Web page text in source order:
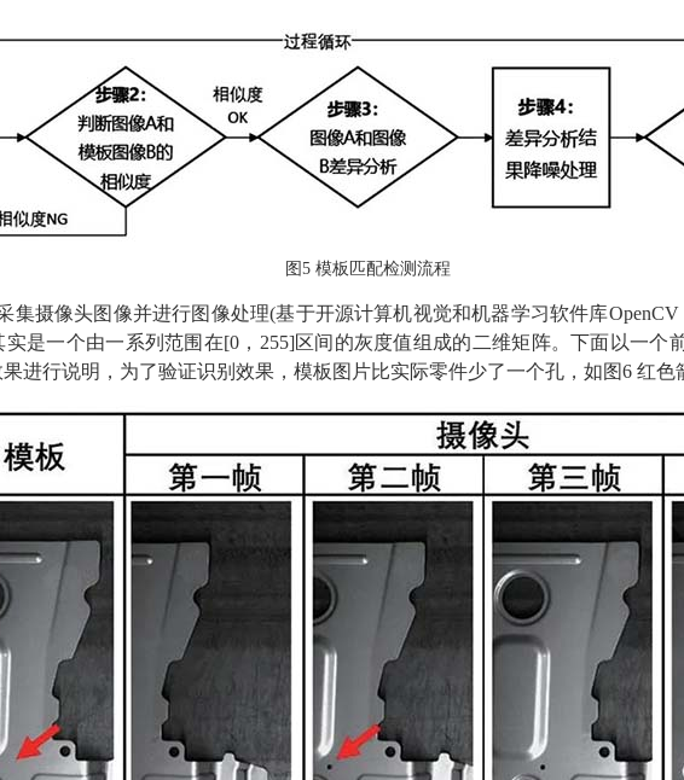
图5 模板匹配检测流程
集摄像头图像并进行图像处理(基于开源计算机视觉和机器学习软件库
是一个由一系列范围在[0，255]区间的灰度值组成的二维矩阵。下面以一个
进行说明，为了验证识别效果，模板图片比实际零件少了一个孔，如图6 红色